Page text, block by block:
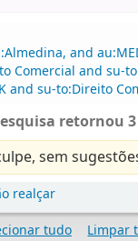
and
Comercial and su-
and su-to:Direito
retornou
sem
realçar
tudo
Limpar